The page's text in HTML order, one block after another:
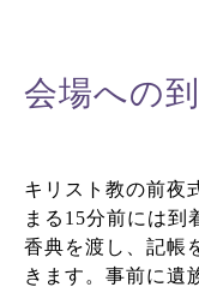
会場への
キリスト教の前夜
まる15分前には到
香典を渡し、記帳
きます。事前に遺